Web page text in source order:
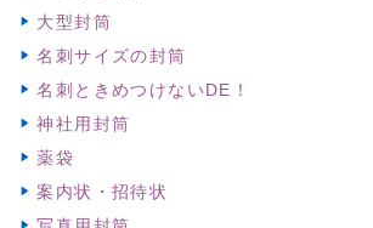
大型封筒
名刺サイズの封筒
名刺ときめつけないDE！
神社用封筒
薬袋
案内状・招待状